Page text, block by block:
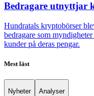
Bedragare utnyttjar
Hundratals kryptobörser
bedragare som
kunder på deras pengar.
Mest läst
Nyheter Analyser